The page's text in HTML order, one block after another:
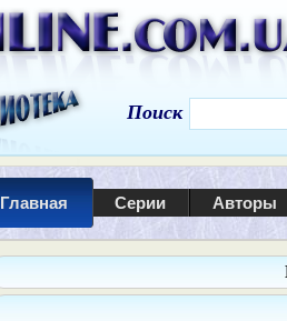
Поиск
Главная Серии Авторы